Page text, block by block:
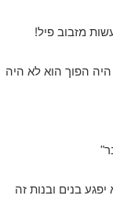
הפוך הוא לא היה
בנים ובנות זה